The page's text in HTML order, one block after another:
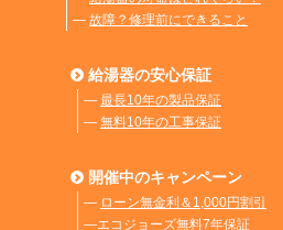
― 故障？修理前にできること
給湯器の安心保証
― 最長10年の製品保証
― 無料10年の工事保証
開催中のキャンペーン
― ローン無金利＆1,000円割引
―エコジョーズ無料7年保証